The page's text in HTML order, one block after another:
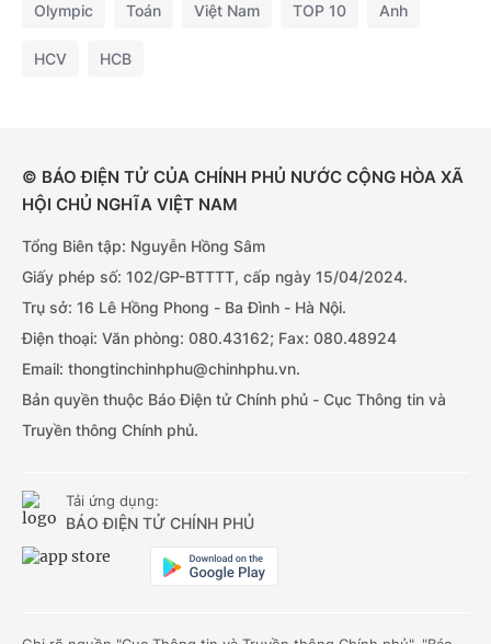
Olympic Toán Việt Nam TOP 10 Anh
HCV HCB
© BÁO ĐIỆN TỬ CỦA CHÍNH PHỦ NƯỚC CỘNG HÒA XÃ
HỘI CHỦ NGHĨA VIỆT NAM
Tổng Biên tập: Nguyễn Hồng Sâm
Giấy phép số: 102/GP-BTTTT, cấp ngày 15/04/2024.
Trụ sở: 16 Lê Hồng Phong - Ba Đình - Hà Nội.
Điện thoại: Văn phòng: 080.43162; Fax: 080.48924
Email: thongtinchinhphu@chinhphu.vn.
Bản quyền thuộc Báo Điện tử Chính phủ - Cục Thông tin và
Truyền thông Chính phủ.
Tải ứng dụng:
BÁO ĐIỆN TỬ CHÍNH PHỦ